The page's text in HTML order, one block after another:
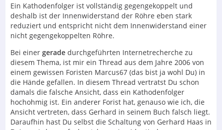
Ein Kathodenfolger ist vollständig gegengekoppelt und
deshalb ist der Innenwiderstand der Röhre eben stark
reduziert und entspricht nicht dem Innenwiderstand einer
nicht gegengekoppelten Röhre.
Bei einer gerade durchgeführten Internetrecherche zu
diesem Thema, ist mir ein Thread aus dem Jahre 2006 von
einem gewissen Foristen Marcus67 (das bist ja wohl Du) in
die Hände gefallen. In diesem Thread vertratst Du schon
damals die falsche Ansicht, dass ein Kathodenfolger
hochohmig ist. Ein anderer Forist hat, genauso wie ich, die
Ansicht vertreten, dass Gerhard in seinem Buch falsch liegt.
Daraufhin hast Du selbst die Schaltung von Gerhard Haas in